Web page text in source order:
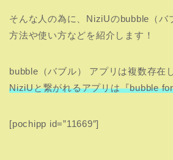
そんな人の為に、NiziUのbubble（バ
方法や使い方などを紹介します！
bubble（バブル） アプリは複数存在
NiziUと繋がれるアプリは『bubble
[pochipp id=”11669″]